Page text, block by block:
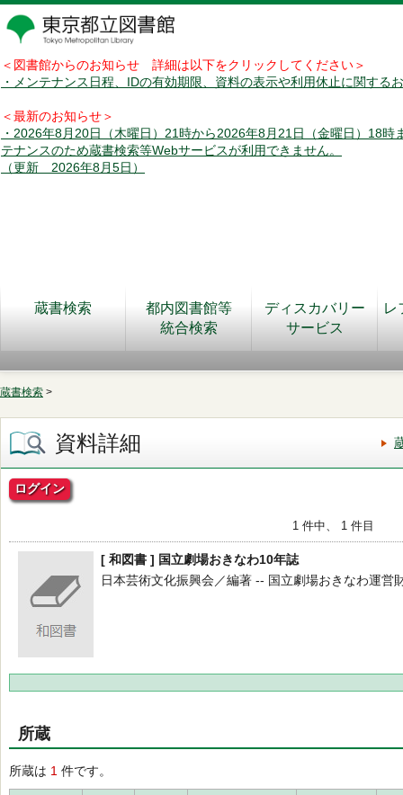
＜図書館からのお知らせ 詳細は以下をクリックしてください＞
・メンテナンス日程、IDの有効期限、資料の表示や利用休止に関する
＜最新のお知らせ＞
・2026年8月20日（木曜日）21時から2026年8月21日（金曜日）18時
テナンスのため蔵書検索等Webサービスが利用できません。
（更新 2026年8月5日）
蔵書検索
都内図書館等
統合検索
ディスカバリー
サービス
レ
蔵書検索 >
資料詳細
ログイン
1 件中、 1 件目
[ 和図書 ] 国立劇場おきなわ10年誌
日本芸術文化振興会／編著 -- 国立劇場おきなわ運営
所蔵
所蔵は 1 件です。